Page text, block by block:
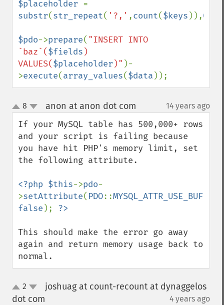
$placeholder
substr(str_repeat( '?,' ,count($keys )),0
$pdo->prepare( "INSERT INTO
`baz`($fields )
VALUES($placeholder )" )-
>execute(array_values($data ));
up
down
8 anon at anon dot com 14 years ago
If your MySQL table has 500,000+ rows
and your script is failing because
you have hit PHP's memory limit, set
the following attribute.
<?php $this->pdo-
>setAttribute( PDO::
false );
This should make the error go away
again and return memory usage back to
normal.
up
down
2
joshuag at count-recount at dynaggelos
dot com
4 years ago